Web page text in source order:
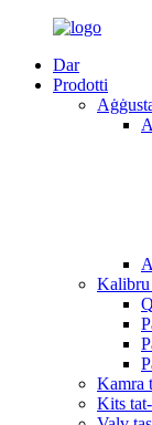
Dar
Prodotti
Kamra
Kits